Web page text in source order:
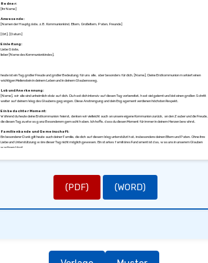
Redner:
[Ihr Name]
Anwesende:
[Namen der Hauptgäste, z.B. Kommunionkind, Eltern, Großeltern, Paten, Freunde]
[Ort], [Datum]
Einleitung:
Liebe Gäste,
lieber [Name des Kommunionkindes],
heute ist ein Tag großer Freude und großer Bedeutung für uns alle, aber besonders für dich, [Name]. Deine Erstkommunion markiert einen
wichtigen Meilenstein in deinem Leben und in deinem Glaubensweg.
Lob und Anerkennung:
[Name], wir alle sind unheimlich stolz auf dich. Du hast dich intensiv auf diesen Tag vorbereitet, hast viel gelernt und bist einen großen Schritt
weiter auf deinem Weg des Glaubens gegangen. Diese Anstrengung und dein Engagement verdienen höchsten Respekt.
Ein bedachter Moment:
Während du heute deine Erstkommunion feierst, denken wir vielleicht auch an unsere eigene Kommunion zurück, an den Zauber und die Freude,
die diesen Tag zu etwas ganz Besonderem gemacht haben. Ich hoffe, dass du diesen Moment für immer in deinem Herzen bewahrst.
Familienbande und Gemeinschaft:
Ein besonderer Dank gilt heute auch deiner Familie, die dich auf diesem Weg unterstützt hat, insbesondere deinen Eltern und Paten. Ohne ihre
Liebe und Unterstützung wäre dieser Tag nicht möglich gewesen. Ein starkes familiäres Fundament ist das, was uns in unserem Glauben
wachsen lässt.
Denk daran, was Jesus sagte: „Ich bin der Weg und die Wahrheit und das Leben. Niemand kommt zum Vater denn durch mich.“ (Johannes
14,6). Diese Worte können dir stets eine Leitlinie sein.
Lass uns jetzt alle gemeinsam anstoßen und diesen besonderen Tag feiern. Auf dich, [Name], und auf all die wundervollen Dinge, die noch
(PDF) (WORD)